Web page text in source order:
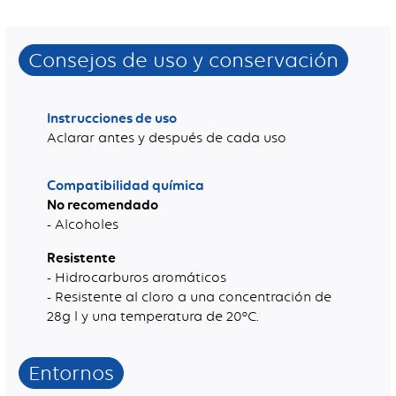
Consejos de uso y conservación
Instrucciones de uso
Aclarar antes y después de cada uso
Compatibilidad química
No recomendado
- Alcoholes
Resistente
- Hidrocarburos aromáticos
- Resistente al cloro a una concentración de
28g l y una temperatura de 20°C.
Entornos